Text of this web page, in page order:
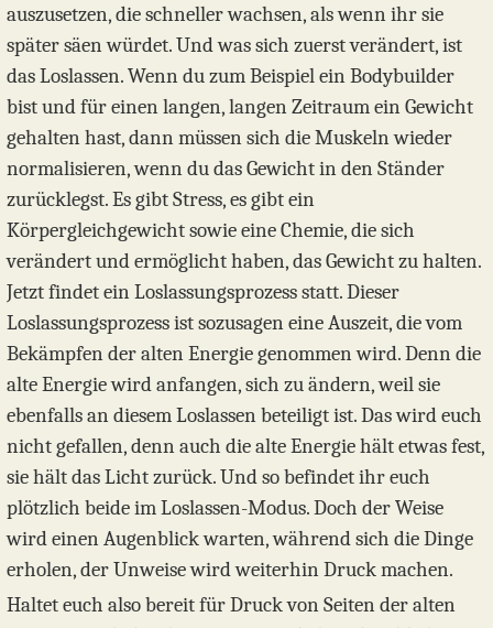
auszusetzen, die schneller wachsen, als wenn ihr sie
später säen würdet. Und was sich zuerst verändert, ist
das Loslassen. Wenn du zum Beispiel ein Bodybuilder
bist und für einen langen, langen Zeitraum ein Gewicht
gehalten hast, dann müssen sich die Muskeln wieder
normalisieren, wenn du das Gewicht in den Ständer
zurücklegst. Es gibt Stress, es gibt ein
Körpergleichgewicht sowie eine Chemie, die sich
verändert und ermöglicht haben, das Gewicht zu halten.
Jetzt findet ein Loslassungsprozess statt. Dieser
Loslassungsprozess ist sozusagen eine Auszeit, die vom
Bekämpfen der alten Energie genommen wird. Denn die
alte Energie wird anfangen, sich zu ändern, weil sie
ebenfalls an diesem Loslassen beteiligt ist. Das wird euch
nicht gefallen, denn auch die alte Energie hält etwas fest,
sie hält das Licht zurück. Und so befindet ihr euch
plötzlich beide im Loslassen-Modus. Doch der Weise
wird einen Augenblick warten, während sich die Dinge
erholen, der Unweise wird weiterhin Druck machen.
Haltet euch also bereit für Druck von Seiten der alten